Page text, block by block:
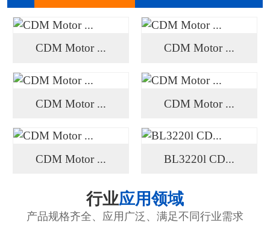
CDM Motor ... CDM Motor ...
CDM Motor ... CDM Motor ...
CDM Motor ... BL3220l CD...
行业应用领域
产品规格齐全、应用广泛、满足不同行业需求